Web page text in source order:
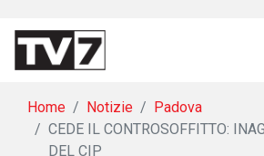
Home Notizie
Padova
CEDE IL CONTROSOFFITTO:
DEL CIP